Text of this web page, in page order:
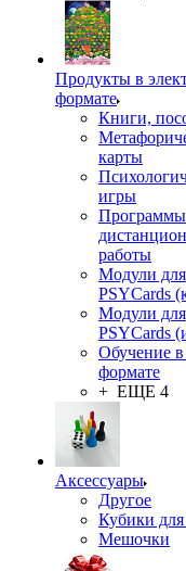
Продукты в
формате
Книги,
карты
игры
Программы
работы
Модули для
PSYCards
Модули для
PSYCards
Обучение в
формате
+ ЕЩЕ 4
Аксессуары
Другое
Кубики
Мешочки